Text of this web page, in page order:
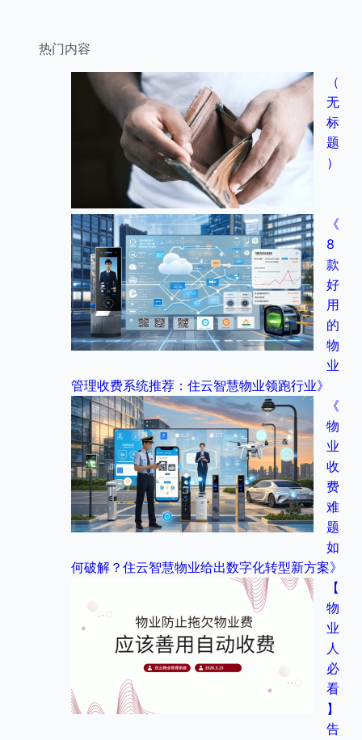
热门内容
（
无
标
题
）
《
8
款
好
用
的
物
业
管理收费系统推荐：住云智慧物业领跑行业》
《
物
业
收
费
难
题
如
何破解？住云智慧物业给出数字化转型新方案》
【
物
业
人
必
看
】
告